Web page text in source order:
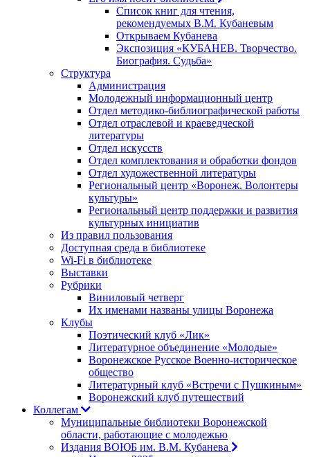
Список книг для чтения,
рекомендуемых В.М. Кубаневым
Открываем Кубанева
Экспозиция «КУБАНЕВ. Творчество.
Биография. Судьба»
Структура
Администрация
Молодежный информационный центр
Отдел методико-библиографической работы
Отдел отраслевой и краеведческой
литературы
Отдел искусств
Отдел комплектования и обработки фондов
Отдел художественной литературы
Региональный центр «Воронеж. Волонтеры
культуры»
Региональный центр поддержки и развития
культурных инициатив
Из правил пользования
Доступная среда в библиотеке
Wi-Fi в библиотеке
Выставки
Рубрики
Виниловый четверг
Их именами названы улицы Воронежа
Клубы
Поэтический клуб «Лик»
Литературное объединение «Молодые»
Воронежское Русское Военно-историческое
общество
Литературный клуб «Встречи с Пушкиным»
Воронежский клуб путешествий
Коллегам
Муниципальные библиотеки Воронежской
области, работающие с молодежью
Издания ВОЮБ им. В.М. Кубанева